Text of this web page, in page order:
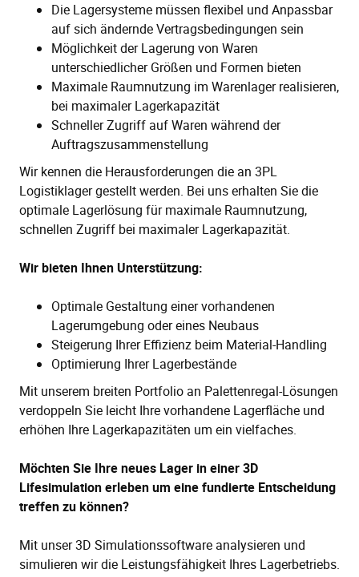
Die Lagersysteme müssen flexibel und Anpassbar
auf sich ändernde Vertragsbedingungen sein
Möglichkeit der Lagerung von Waren
unterschiedlicher Größen und Formen bieten
Maximale Raumnutzung im Warenlager realisieren,
bei maximaler Lagerkapazität
Schneller Zugriff auf Waren während der
Auftragszusammenstellung
Wir kennen die Herausforderungen die an 3PL
Logistiklager gestellt werden. Bei uns erhalten Sie die
optimale Lagerlösung für maximale Raumnutzung,
schnellen Zugriff bei maximaler Lagerkapazität.
Wir bieten Ihnen Unterstützung:
Optimale Gestaltung einer vorhandenen
Lagerumgebung oder eines Neubaus
Steigerung Ihrer Effizienz beim Material-Handling
Optimierung Ihrer Lagerbestände
Mit unserem breiten Portfolio an Palettenregal-Lösungen
verdoppeln Sie leicht Ihre vorhandene Lagerfläche und
erhöhen Ihre Lagerkapazitäten um ein vielfaches.
Möchten Sie Ihre neues Lager in einer 3D
Lifesimulation erleben um eine fundierte Entscheidung
treffen zu können?
Mit unser 3D Simulationssoftware analysieren und
simulieren wir die Leistungsfähigkeit Ihres Lagerbetriebs.